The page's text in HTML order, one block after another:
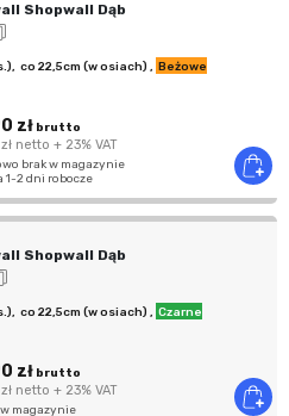
Shopwall Dąb
, co 22,5cm (w osiach) , Beżowe
złbrutto
netto + 23% VAT
brak w magazynie
1-2 dni robocze
Shopwall Dąb
, co 22,5cm (w osiach) , Czarne
złbrutto
netto + 23% VAT
magazynie